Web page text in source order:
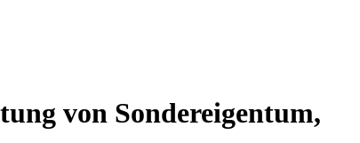
von Sondereigentum,